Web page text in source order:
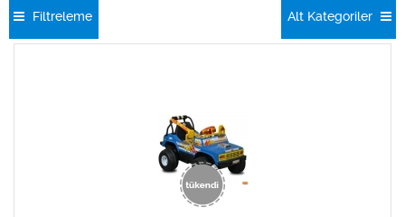
Filtreleme Alt Kategoriler